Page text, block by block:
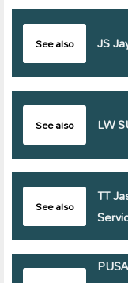
See also JS
See also LW
See also
TT